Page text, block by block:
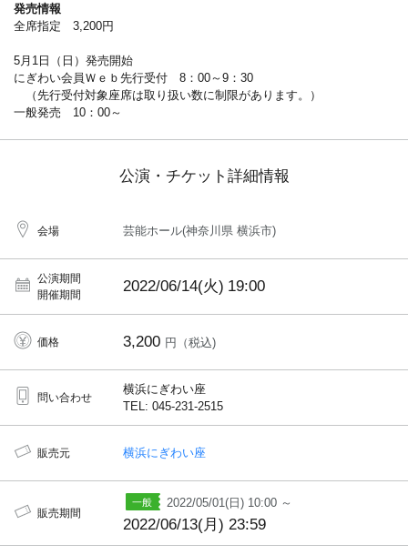
発売情報
全席指定 3,200円
5月1日（日）発売開始
にぎわい会員Ｗｅｂ先行受付 8：00～9：30
（先行受付対象座席は取り扱い数に制限があります。）
一般発売 10：00～
公演・チケット詳細情報
会場 芸能ホール(神奈川県 横浜市)
公演期間
開催期間
2022/06/14(火) 19:00
価格 3,200 円（税込)
問い合わせ
横浜にぎわい座
TEL: 045-231-2515
販売元 横浜にぎわい座
販売期間
2022/05/01(日) 10:00 ～
2022/06/13(月) 23:59